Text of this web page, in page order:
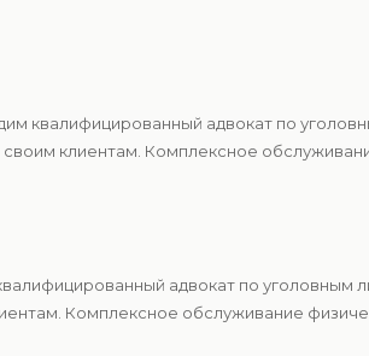
квалифицированный адвокат по
клиентам. Комплексное
адвокат по уголовным
Комплексное обслуживание